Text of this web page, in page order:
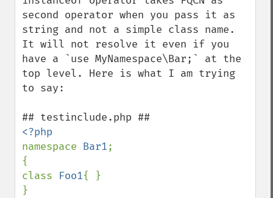
second operator when you pass it as
string and not a simple class name.
It will not resolve it even if you
have a `use MyNamespace\Bar;` at the
top level. Here is what I am trying
to say:
namespace Bar1;
{
class Foo1{ }
}